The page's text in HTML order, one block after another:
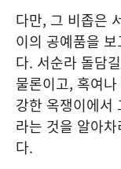
다만, 그 비좁은
이의 공예품을
다. 서순라 돌담
물론이고, 혹여
강한 옥쟁이에서
라는 것을 알아
다.